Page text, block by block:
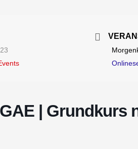
| Grundkurs